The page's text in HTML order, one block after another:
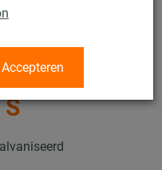
AccepterenType C en